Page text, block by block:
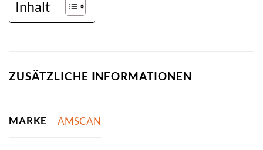
Inhalt
ZUSÄTZLICHE INFORMATIONEN
MARKE AMSCAN